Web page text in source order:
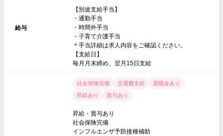
給与
【別途支給手当】
・通勤手当
・時間外手当
・子育て介護手当
＊手当詳細は求人内容をご確認ください。
【支給日】
毎月月末締め、翌月15日支給
社会保険完備 交通費支給
退職金あり
昇給あり
賞与あり
昇給・賞与あり
社会保険完備
インフルエンザ予防接種補助